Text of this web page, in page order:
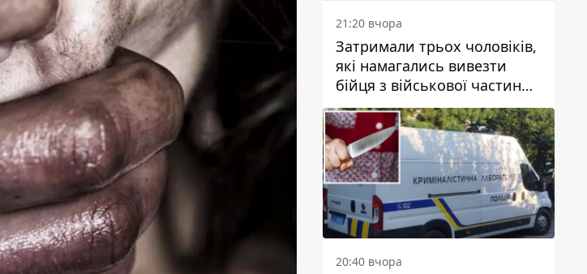
21:20 вчора
Затримали трьох чоловіків,
які намагались вивезти
бійця з військової частини
до Дніпра за 7 тисяч
доларів: серед них був лікар
20:40 вчора